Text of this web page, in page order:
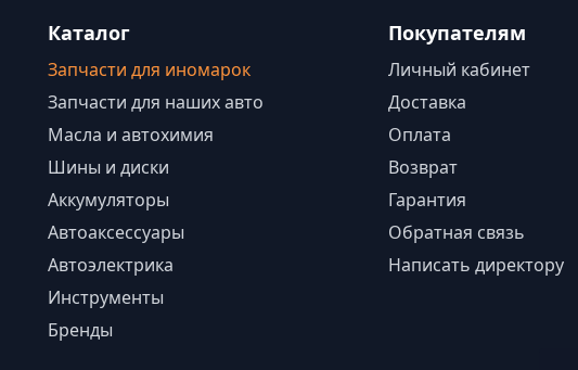
Каталог
Запчасти для иномарок
Запчасти для наших авто
Масла и автохимия
Шины и диски
Аккумуляторы
Автоаксессуары
Автоэлектрика
Инструменты
Бренды
Покупателям
Личный кабинет
Доставка
Оплата
Возврат
Гарантия
Обратная связь
Написать директору